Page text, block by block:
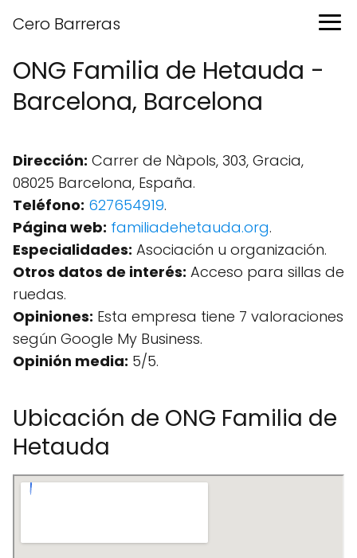
Cero Barreras
ONG Familia de Hetauda -
Barcelona, Barcelona
Dirección: Carrer de Nàpols, 303, Gracia,
08025 Barcelona, España.
Teléfono: 627654919.
Página web: familiadehetauda.org.
Especialidades: Asociación u organización.
Otros datos de interés: Acceso para sillas de
ruedas.
Opiniones: Esta empresa tiene 7 valoraciones
según Google My Business.
Opinión media: 5/5.
Ubicación de ONG Familia de
Hetauda